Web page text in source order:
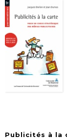
Publicités à la